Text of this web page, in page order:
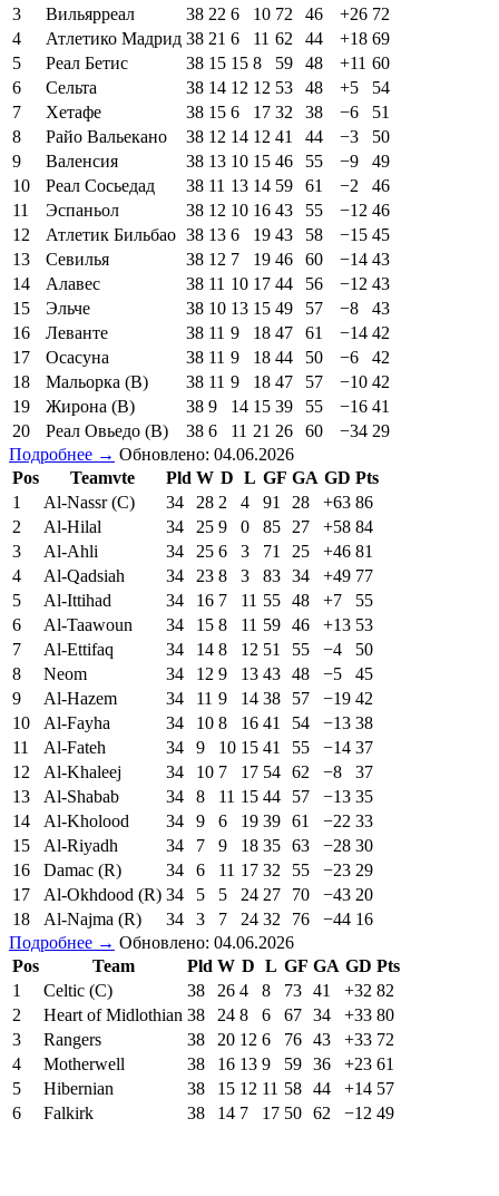
3
Вильярреал 38 22 6 10 72 46 +26 72
4
Атлетико Мадрид 38 21 6 11 62 44 +18 69
5
Реал Бетис 38 15 15 8 59 48 +11 60
6
Сельта 38 14 12 12 53 48 +5
54
7
Хетафе 38 15 6 17 32 38 −6
51
8
Райо Вальекано 38 12 14 12 41 44 −3
50
9
Валенсия 38 13 10 15 46 55 −9
49
10
Реал Сосьедад 38 11 13 14 59 61 −2
46
11
Эспаньол 38 12 10 16 43 55 −12 46
12
Атлетик Бильбао 38 13 6 19 43 58 −15 45
13
Севилья 38 12 7 19 46 60 −14 43
14
Алавес 38 11 10 17 44 56 −12 43
15
Эльче 38 10 13 15 49 57 −8
43
16
Леванте 38 11 9 18 47 61 −14 42
17
Осасуна 38 11 9 18 44 50 −6
42
18
Мальорка (В) 38 11 9 18 47 57 −10 42
19
Жирона (В) 38 9 14 15 39 55 −16 41
20
Реал Овьедо (В) 38 6 11 21 26 60 −34 29
Подробнее → Обновлено: 04.06.2026
Pos
Teamvte Pld W D L GF GA GD Pts
1
Al-Nassr (C) 34 28 2 4 91 28 +63 86
2
Al-Hilal 34 25 9 0 85 27 +58 84
3
Al-Ahli 34 25 6 3 71 25 +46 81
4
Al-Qadsiah 34 23 8 3 83 34 +49 77
5
Al-Ittihad 34 16 7 11 55 48 +7
55
6
Al-Taawoun 34 15 8 11 59 46 +13 53
7
Al-Ettifaq 34 14 8 12 51 55 −4
50
8
Neom 34 12 9 13 43 48 −5
45
9
Al-Hazem 34 11 9 14 38 57 −19 42
10
Al-Fayha 34 10 8 16 41 54 −13 38
11
Al-Fateh 34 9 10 15 41 55 −14 37
12
Al-Khaleej 34 10 7 17 54 62 −8
37
13
Al-Shabab 34 8 11 15 44 57 −13 35
14
Al-Kholood 34 9 6 19 39 61 −22 33
15
Al-Riyadh 34 7 9 18 35 63 −28 30
16
Damac (R) 34 6 11 17 32 55 −23 29
17
Al-Okhdood (R) 34 5 5 24 27 70 −43 20
18
Al-Najma (R) 34 3 7 24 32 76 −44 16
Подробнее → Обновлено: 04.06.2026
Pos
Team Pld W D L GF GA GD Pts
1
Celtic (C) 38 26 4 8 73 41 +32 82
2
Heart of Midlothian 38 24 8 6 67 34 +33 80
3
Rangers 38 20 12 6 76 43 +33 72
4
Motherwell 38 16 13 9 59 36 +23 61
5
Hibernian 38 15 12 11 58 44 +14 57
6
Falkirk 38 14 7 17 50 62 −12 49